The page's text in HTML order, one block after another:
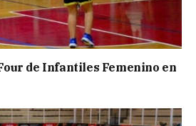
de Infantiles Femenino en